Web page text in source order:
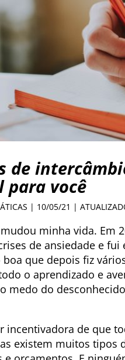
de
para você
| 10/05/21 |
minha vida. Em
de ansiedade e
que depois fiz
o aprendizado e
medo do
incentivadora de que
existem muitos tipos